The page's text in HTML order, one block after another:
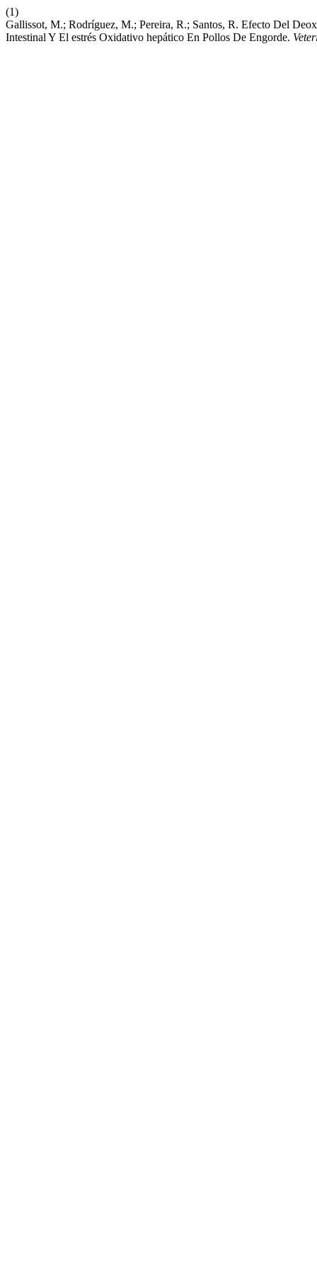
(1)
Gallissot, M.; Rodríguez, M.; Pereira, R.; Santos, R. Efecto Del
Intestinal Y El estrés Oxidativo hepático En Pollos De Engorde.